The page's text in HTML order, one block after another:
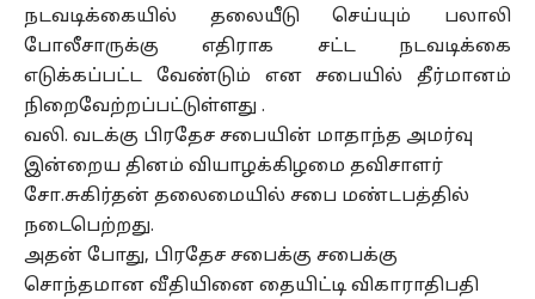
நடவடிக்கையில் தலையீடு செய்யும் பலாலி
போலீசாருக்கு எதிராக சட்ட நடவடிக்கை
எடுக்கப்பட்ட வேண்டும் என சபையில் தீர்மானம்
நிறைவேற்றப்பட்டுள்ளது .
வலி. வடக்கு பிரதேச சபையின் மாதாந்த அமர்வு
இன்றைய தினம் வியாழக்கிழமை தவிசாளர்
சோ.சுகிர்தன் தலைமையில் சபை மண்டபத்தில்
நடைபெற்றது.
அதன் போது, பிரதேச சபைக்கு சபைக்கு
சொந்தமான வீதியினை தையிட்டி விகாராதிபதி